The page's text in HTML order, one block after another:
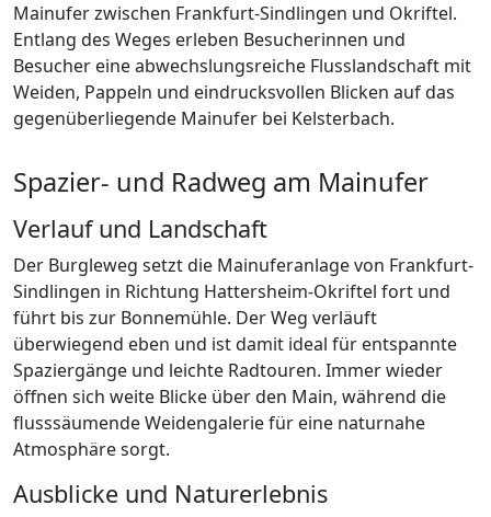
Mainufer zwischen Frankfurt-Sindlingen und Okriftel.
Entlang des Weges erleben Besucherinnen und
Besucher eine abwechslungsreiche Flusslandschaft mit
Weiden, Pappeln und eindrucksvollen Blicken auf das
gegenüberliegende Mainufer bei Kelsterbach.
Spazier- und Radweg am Mainufer
Verlauf und Landschaft
Der Burgleweg setzt die Mainuferanlage von Frankfurt-
Sindlingen in Richtung Hattersheim-Okriftel fort und
führt bis zur Bonnemühle. Der Weg verläuft
überwiegend eben und ist damit ideal für entspannte
Spaziergänge und leichte Radtouren. Immer wieder
öffnen sich weite Blicke über den Main, während die
flusssäumende Weidengalerie für eine naturnahe
Atmosphäre sorgt.
Ausblicke und Naturerlebnis